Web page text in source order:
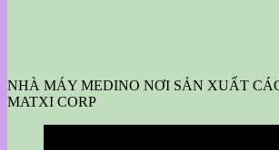
NHÀ MÁY MEDINO NƠI SẢN XUẤT
MATXI CORP